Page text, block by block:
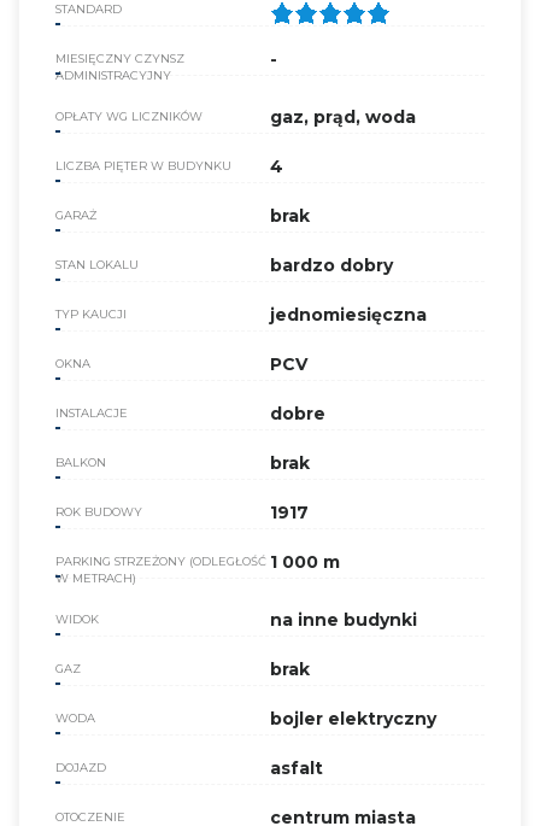
STANDARD
MIESIĘCZNY CZYNSZ
ADMINISTRACYJNY
-
OPŁATY WG LICZNIKÓW gaz, prąd, woda
LICZBA PIĘTER W BUDYNKU 4
GARAŻ brak
STAN LOKALU bardzo dobry
TYP KAUCJI jednomiesięczna
OKNA PCV
INSTALACJE dobre
BALKON brak
ROK BUDOWY 1917
PARKING STRZEŻONY (ODLEGŁOŚĆ
W METRACH)
1 000 m
WIDOK na inne budynki
GAZ brak
WODA bojler elektryczny
DOJAZD asfalt
OTOCZENIE centrum miasta